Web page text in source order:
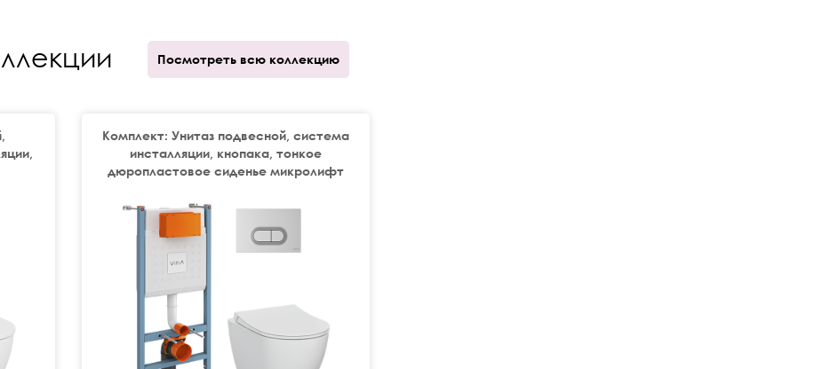
Посмотреть всю коллекцию
Комплект: Унитаз подвесной, система
инсталляции, кнопака, тонкое
дюропластовое сиденье микролифт